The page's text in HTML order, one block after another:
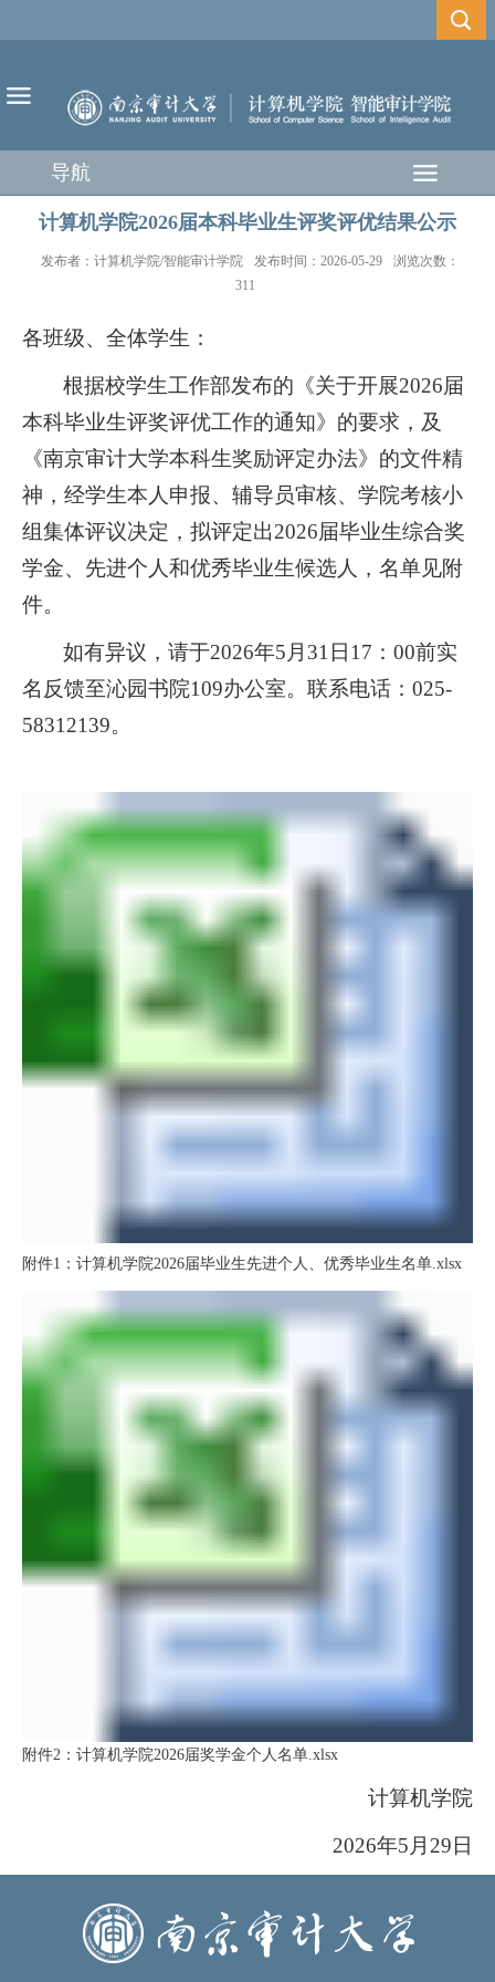
导航
计算机学院2026届本科毕业生评奖评优结果公示
发布者：计算机学院/智能审计学院 发布时间：2026-05-29
浏览次数：
311
各班级、全体学生：
根据校学生工作部发布的《关于开展2026届
本科毕业生评奖评优工作的通知》的要求，及
《南京审计大学本科生奖励评定办法》的文件精
神，经学生本人申报、辅导员审核、 学院考核小
组集体评议决定，拟评定出2026届毕业生综合奖
学金、先进个人和优秀毕业生候选人，名单见附
件。
如有异议，请于2026年5月31日17：00前实
名反馈至沁园书院109办公室。联系电话：025-
58312139。
附件1：计算机学院2026届毕业生先进个人、优秀毕业生名单.xlsx
附件2：计算机学院2026届奖学金个人名单.xlsx
计算机学院
2026年5月29日